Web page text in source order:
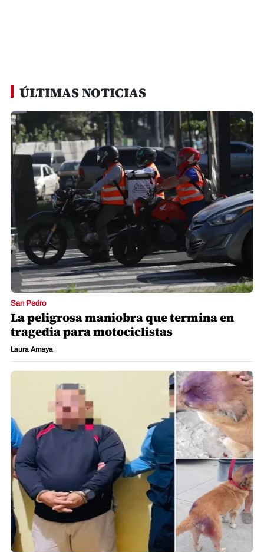
ÚLTIMAS NOTICIAS
San Pedro
La peligrosa maniobra que termina en
tragedia para motociclistas
Laura Amaya